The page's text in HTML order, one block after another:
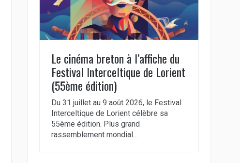
Le cinéma breton à l’affiche du
Festival Interceltique de Lorient
(55ème édition)
Du 31 juillet au 9 août 2026, le Festival
Interceltique de Lorient célèbre sa
55ème édition. Plus grand
rassemblement mondial…